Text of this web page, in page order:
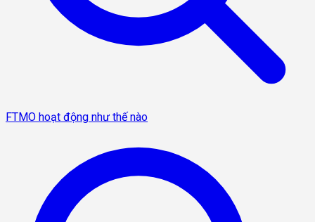
FTMO hoạt động như thế nào